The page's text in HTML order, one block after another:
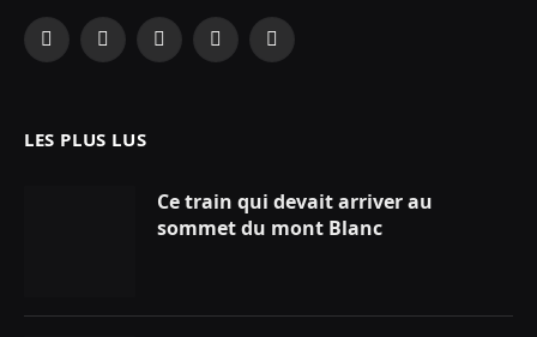
Facebook
X
InstagramYouTubeLinkedIn
LES PLUS LUS
Ce train qui devait arriver au
sommet du mont Blanc